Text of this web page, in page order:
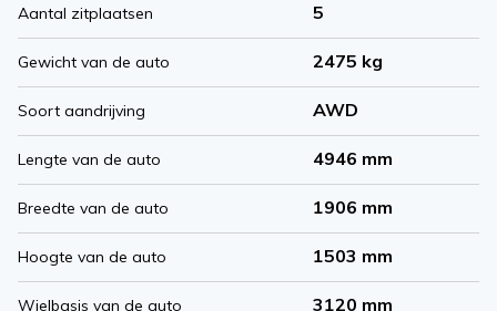
Aantal zitplaatsen 5
Gewicht van de auto 2475 kg
Soort aandrijving AWD
Lengte van de auto 4946 mm
Breedte van de auto 1906 mm
Hoogte van de auto 1503 mm
Wielbasis van de auto 3120 mm